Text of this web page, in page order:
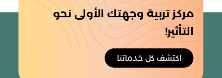
مركز تربية وجهتك الأولى نحو
التأثير!
اكتشف كل خدماتنا